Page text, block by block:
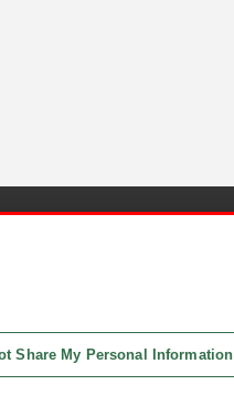
Share My Personal Information